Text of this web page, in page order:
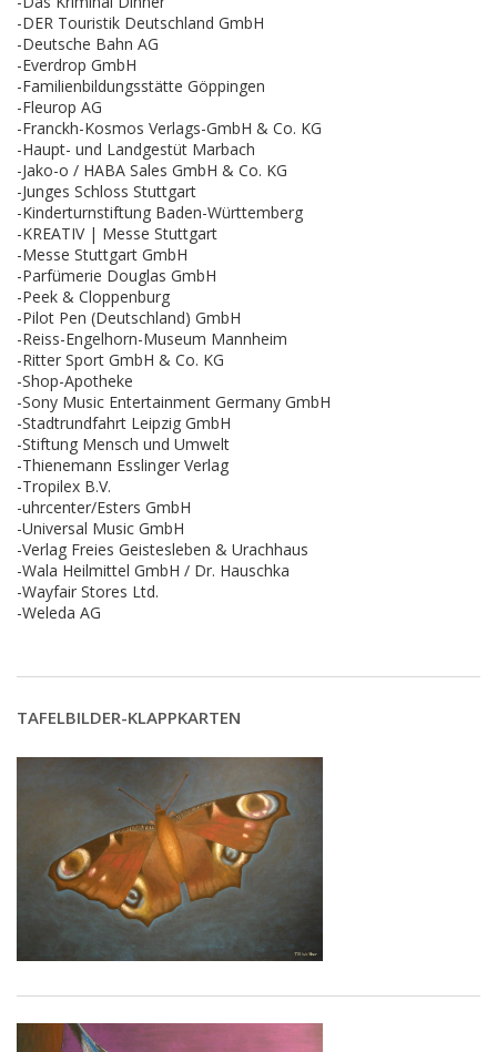
-DER Touristik Deutschland GmbH
-Deutsche Bahn AG
-Everdrop GmbH
-Familienbildungsstätte Göppingen
-Fleurop AG
-Franckh-Kosmos Verlags-GmbH & Co. KG
-Haupt- und Landgestüt Marbach
-Jako-o / HABA Sales GmbH & Co. KG
-Junges Schloss Stuttgart
-Kinderturnstiftung Baden-Württemberg
-KREATIV | Messe Stuttgart
-Messe Stuttgart GmbH
-Parfümerie Douglas GmbH
-Peek & Cloppenburg
-Pilot Pen (Deutschland) GmbH
-Reiss-Engelhorn-Museum Mannheim
-Ritter Sport GmbH & Co. KG
-Shop-Apotheke
-Sony Music Entertainment Germany GmbH
-Stadtrundfahrt Leipzig GmbH
-Stiftung Mensch und Umwelt
-Thienemann Esslinger Verlag
-Tropilex B.V.
-uhrcenter/Esters GmbH
-Universal Music GmbH
-Verlag Freies Geistesleben & Urachhaus
-Wala Heilmittel GmbH / Dr. Hauschka
-Wayfair Stores Ltd.
-Weleda AG
TAFELBILDER-KLAPPKARTEN